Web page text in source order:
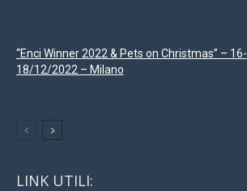
“Enci Winner 2022 & Pets on Christmas” – 16-
18/12/2022 – Milano
LINK UTILI: